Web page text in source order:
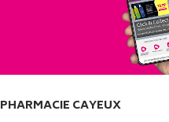
PHARMACIE CAYEUX